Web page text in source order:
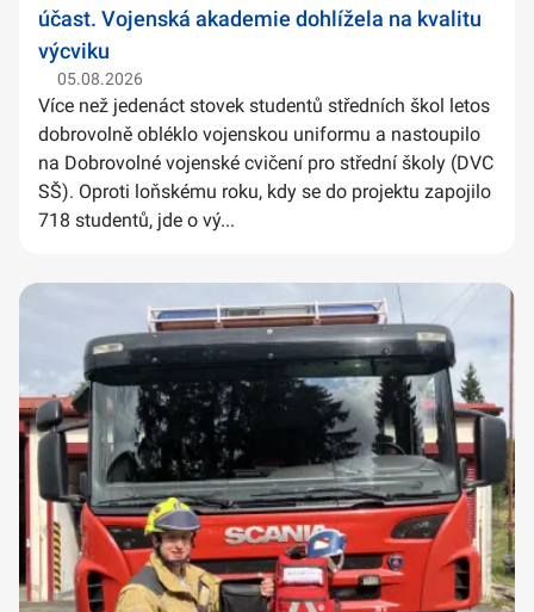
účast. Vojenská akademie dohlížela na kvalitu
výcviku
05.08.2026
Více než jedenáct stovek studentů středních škol letos
dobrovolně obléklo vojenskou uniformu a nastoupilo
na Dobrovolné vojenské cvičení pro střední školy (DVC
SŠ). Oproti loňskému roku, kdy se do projektu zapojilo
718 studentů, jde o vý...